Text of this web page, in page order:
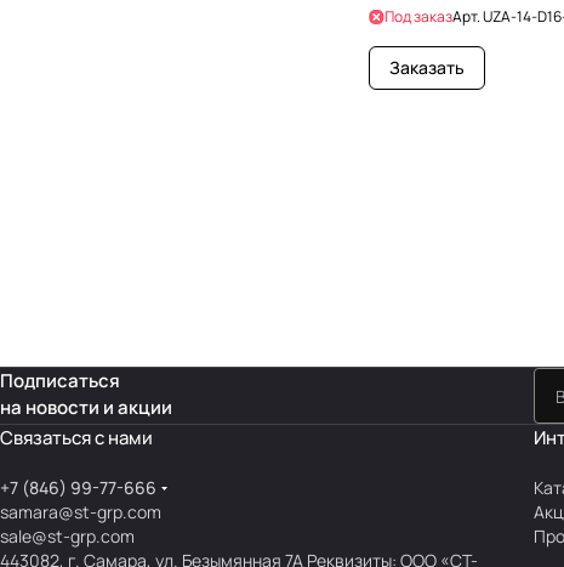
Под заказАрт.UZA-14-
Заказать
Подписаться
на новости и акции
Связаться с нами
+7 (846) 99-77-666
samara@st-grp.com
sale@st-grp.com
443082, г. Самара, ул. Безымянная 7А Реквизиты: ООО «СТ-